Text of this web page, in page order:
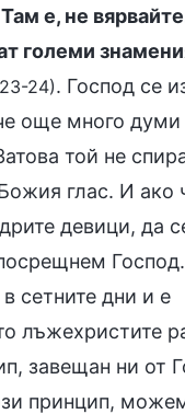
е, не
големи
24). Господ се
още много
той не
глас. И ако
девици, да
сетните дни и е
лъжехристите
завещан ни от
принцип,